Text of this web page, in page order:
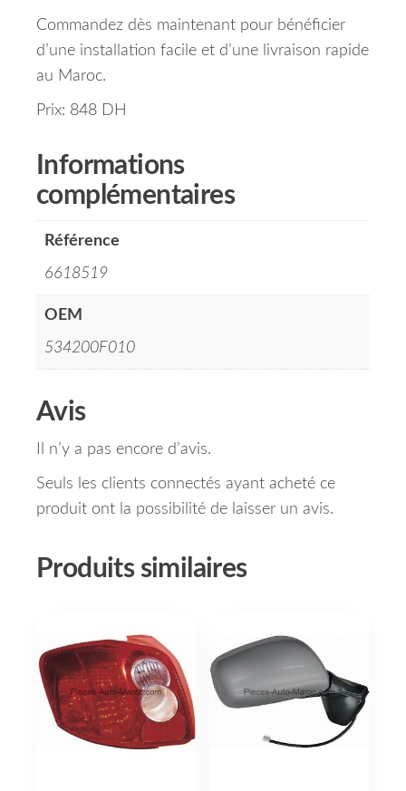
Commandez dès maintenant pour bénéficier
d’une installation facile et d’une livraison rapide
au Maroc.
Prix: 848 DH
Informations
complémentaires
Référence
6618519
OEM
534200F010
Avis
Il n’y a pas encore d’avis.
Seuls les clients connectés ayant acheté ce
produit ont la possibilité de laisser un avis.
Produits similaires